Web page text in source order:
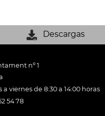
Descargas
nº 1
a viernes de 8:30 a 14:00 horas
54 78